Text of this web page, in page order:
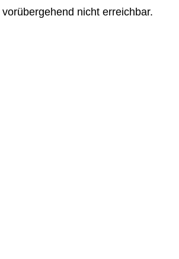
nicht erreichbar.